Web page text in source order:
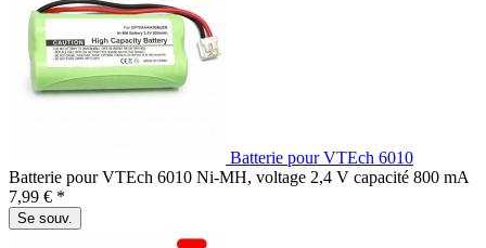
Batterie pour VTEch 6010
Batterie pour VTEch 6010 Ni-MH, voltage 2,4 V capacité 800 mA
7,99 € *
Se souv.